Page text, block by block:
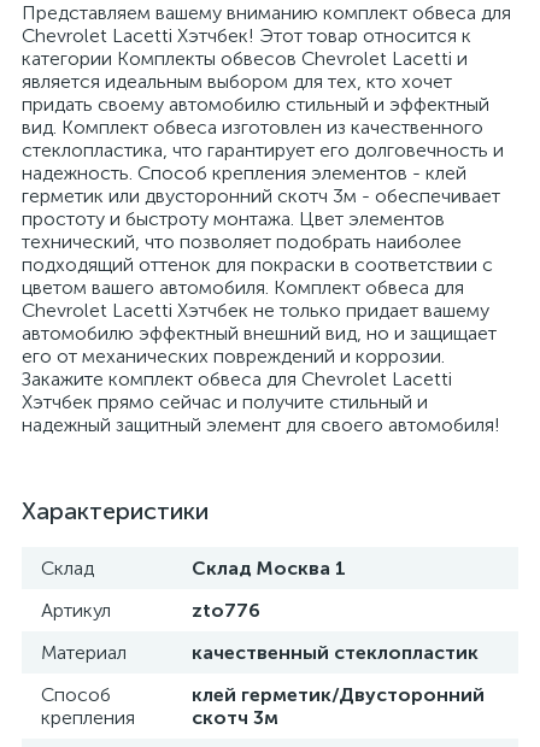
Представляем вашему вниманию комплект обвеса для
Chevrolet Lacetti Хэтчбек! Этот товар относится к
категории Комплекты обвесов Chevrolet Lacetti и
является идеальным выбором для тех, кто хочет
придать своему автомобилю стильный и эффектный
вид. Комплект обвеса изготовлен из качественного
стеклопластика, что гарантирует его долговечность и
надежность. Способ крепления элементов - клей
герметик или двусторонний скотч 3м - обеспечивает
простоту и быстроту монтажа. Цвет элементов
технический, что позволяет подобрать наиболее
подходящий оттенок для покраски в соответствии с
цветом вашего автомобиля. Комплект обвеса для
Chevrolet Lacetti Хэтчбек не только придает вашему
автомобилю эффектный внешний вид, но и защищает
его от механических повреждений и коррозии.
Закажите комплект обвеса для Chevrolet Lacetti
Хэтчбек прямо сейчас и получите стильный и
надежный защитный элемент для своего автомобиля!
Характеристики
Склад
Склад Москва 1
Артикул
zto776
Материал
качественный стеклопластик
Способ
крепления
клей герметик/Двусторонний
скотч 3м